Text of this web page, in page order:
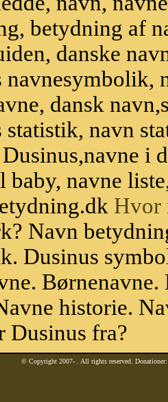
betydning af
danske
navnesymbolik,
dansk
statistik, navn
i
baby, navne
Hvor
Navn
Dusinus
historie.
Dusinus fra?
© Copyright 2007- . All rights reserved.